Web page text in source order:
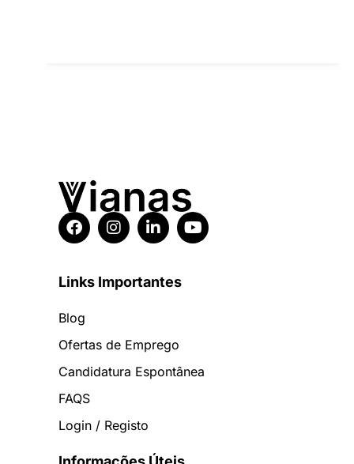
Links Importantes
Blog
Ofertas de Emprego
Candidatura Espontânea
FAQS
Login / Registo